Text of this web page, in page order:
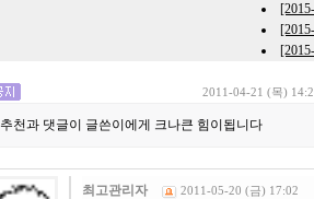
2011-04-21 (목)
추천과 댓글이 글쓴이에게 크나큰 힘이됩니다
최고관리자 2011-05-20 (금) 17:02